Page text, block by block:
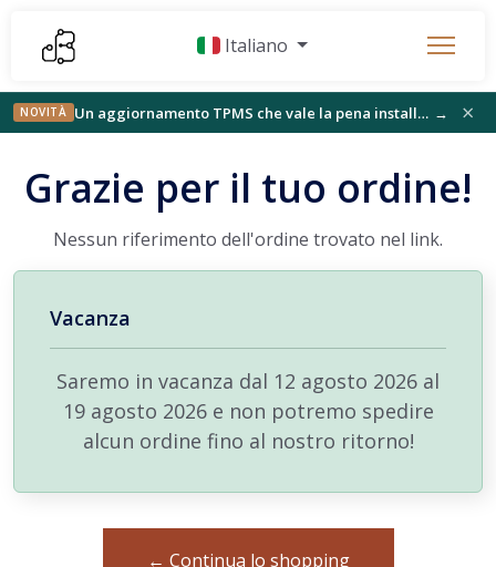
Italiano
NOVITÀ Un aggiornamento TPMS che vale la pena installare, StickFree trova il suo pubblico e qualcosa di nuovo sul banco → ×
Grazie per il tuo ordine!
Nessun riferimento dell'ordine trovato nel link.
Vacanza
Saremo in vacanza dal 12 agosto 2026 al
19 agosto 2026 e non potremo spedire
alcun ordine fino al nostro ritorno!
← Continua lo shopping